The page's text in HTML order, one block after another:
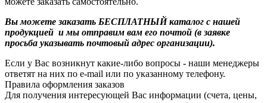
Вы можете заказать БЕСПЛАТНЫЙ каталог с нашей
продукцией и мы отправим вам его почтой (в заявке
просьба указывать почтовый адрес организации).
Если у Вас возникнут какие-либо вопросы - наши менеджеры
ответят на них по e-mail или по указанному телефону.
Правила оформления заказов
Для получения интересующей Вас информации (счета, цены,